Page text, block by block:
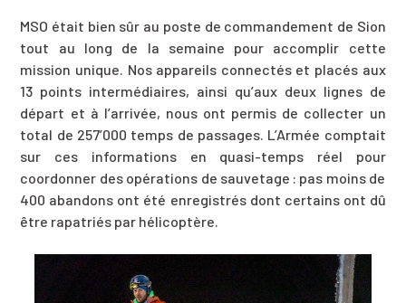
MSO était bien sûr au poste de commandement de Sion
tout au long de la semaine pour accomplir cette
mission unique. Nos appareils connectés et placés aux
13 points intermédiaires, ainsi qu’aux deux lignes de
départ et à l’arrivée, nous ont permis de collecter un
total de 257’000 temps de passages. L’Armée comptait
sur ces informations en quasi-temps réel pour
coordonner des opérations de sauvetage : pas moins de
400 abandons ont été enregistrés dont certains ont dû
être rapatriés par hélicoptère.